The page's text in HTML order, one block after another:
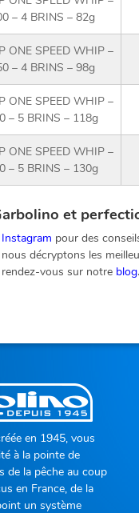
– 4 BRINS – 82g
ONE SPEED WHIP –
– 4 BRINS – 98g
ONE SPEED WHIP –
– 5 BRINS – 118g
ONE SPEED WHIP –
– 5 BRINS – 130g
et
Instagram pour des
décryptons les
vous sur notre blog
en 1945, vous
à la pointe de
de la pêche au coup
en France, de la
un système